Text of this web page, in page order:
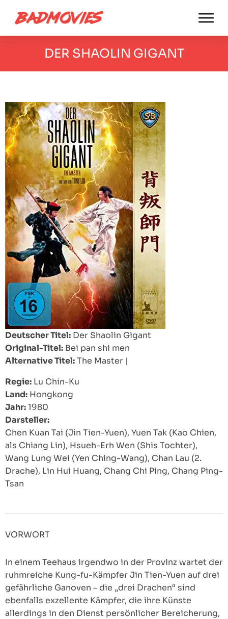
DER SHAOLIN GIGANT
Deutscher Titel: Der Shaolin Gigant
Original-Titel: Bei pan shi men
Alternative Titel:The Master |
Regie: Lu Chin-Ku
Land: Hongkong
Jahr:1980
Darsteller:
Chen Kuan Tai (Jin Tien-Yuen), Yuen Tak (Kao Chien,
als Chiang Lin), Hsueh-Erh Wen (Shis Tochter),
Wang Lung Wei (Yen Ching-Wang), Chan Lau (2.
Drache), Lin Hui Huang, Chang Chi Ping, Chang Ping-
Tsan
VORWORT
In einem Teehaus irgendwo in der Provinz wartet der
ruhmreiche Kung-fu-Kämpfer Jin Tien-Yuen auf drei
gefährliche Ganoven – die „drei Drachen“ sind
ebenfalls exzellente Kämpfer, die ihre Künste
allerdings in den Dienst persönlicher Bereicherung,